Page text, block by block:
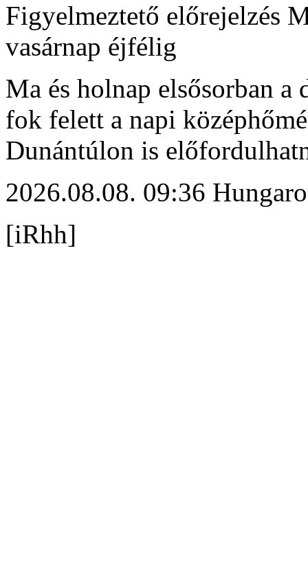
Figyelmeztető előrejelzés
vasárnap éjfélig
Ma és holnap elsősorban
fok felett a napi
Dunántúlon is
2026.08.08. 09:36
[iRhh]